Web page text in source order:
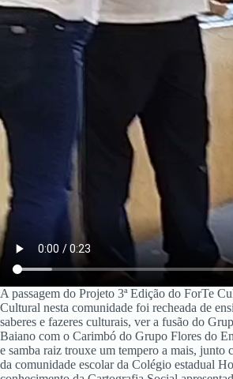
A passagem do Projeto 3ª Edição do ForTe
Cultural nesta comunidade foi recheada de
saberes e fazeres culturais, ver a fusão do
Baiano com o Carimbó do Grupo Flores do
e samba raiz trouxe um tempero a mais, junto
da comunidade escolar da Colégio estadual